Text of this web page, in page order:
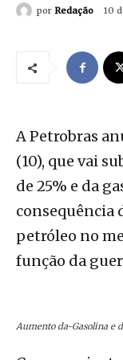
por Redação 10
A Petrobras
(10), que vai
de 25% e da
consequência
petróleo no
função da
Aumento da-Gasolina e